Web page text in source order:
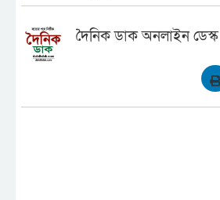
দৈনিক ডাক অনলাইন ডেস্ক